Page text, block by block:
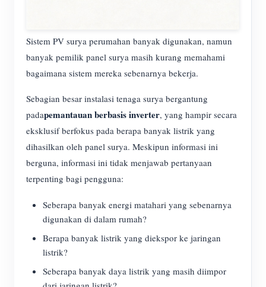
Sistem PV surya perumahan banyak digunakan, namun
banyak pemilik panel surya masih kurang memahami
bagaimana sistem mereka sebenarnya bekerja.
Sebagian besar instalasi tenaga surya bergantung
padapemantauan berbasis inverter, yang hampir secara
eksklusif berfokus pada berapa banyak listrik yang
dihasilkan oleh panel surya. Meskipun informasi ini
berguna, informasi ini tidak menjawab pertanyaan
terpenting bagi pengguna:
Seberapa banyak energi matahari yang sebenarnya
digunakan di dalam rumah?
Berapa banyak listrik yang diekspor ke jaringan
listrik?
Seberapa banyak daya listrik yang masih diimpor